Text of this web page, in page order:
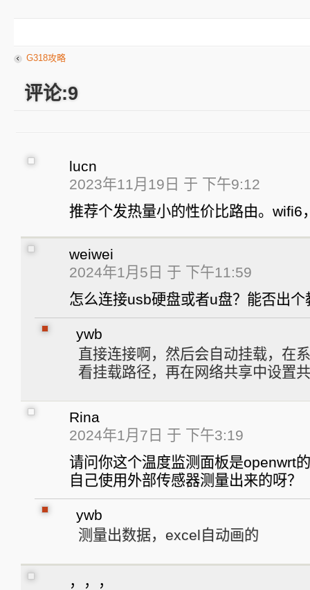
G318攻略
评论:9
lucn
2023年11月19日 于 下午9:12
推荐个发热量小的性价比路由。wifi6
weiwei
2024年1月5日 于 下午11:59
怎么连接usb硬盘或者u盘？能否出个
ywb
直接连接啊，然后会自动挂载，在
看挂载路径，再在网络共享中设置
Rina
2024年1月7日 于 下午3:19
请问你这个温度监测面板是openwrt
自己使用外部传感器测量出来的呀？
ywb
测量出数据，excel自动画的
，，，